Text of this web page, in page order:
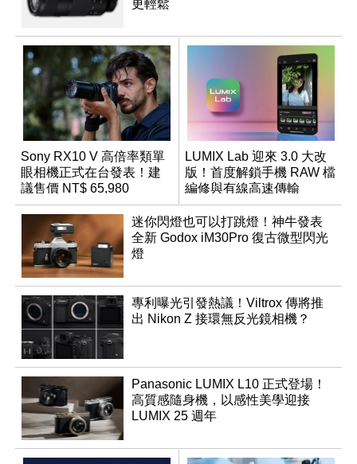
更輕鬆
Sony RX10 V 高倍率類單
眼相機正式在台發表！建
議售價 NT$ 65,980
LUMIX Lab 迎來 3.0 大改
版！首度解鎖手機 RAW 檔
編修與有線高速傳輸
迷你閃燈也可以打跳燈！神牛發表
全新 Godox iM30Pro 復古微型閃光
燈
專利曝光引發熱議！Viltrox 傳將推
出 Nikon Z 接環無反光鏡相機？
Panasonic LUMIX L10 正式登場！
高質感隨身機，以感性美學迎接
LUMIX 25 週年